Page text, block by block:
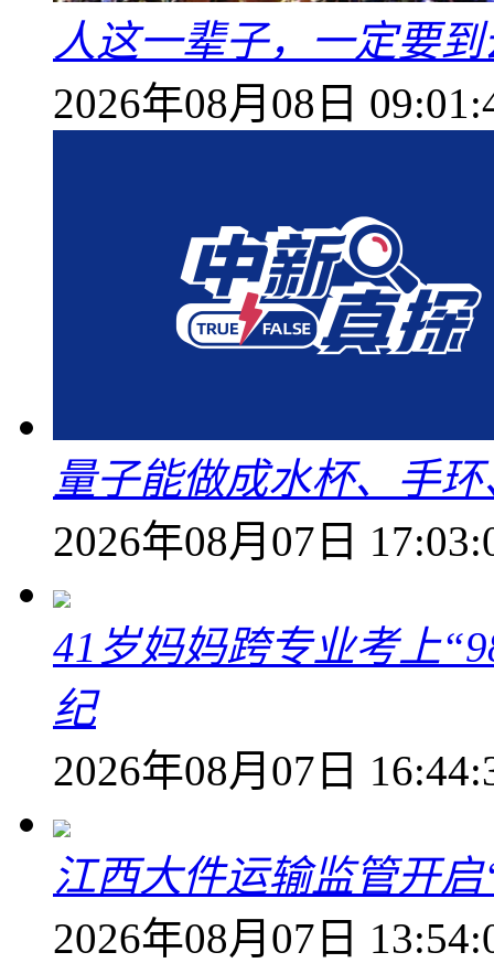
人这一辈子，一定要
2026年08月08日
量子能做成水杯、手
2026年08月07日
41岁妈妈跨专业考上
纪
2026年08月07日
江西大件运输监管开
2026年08月07日